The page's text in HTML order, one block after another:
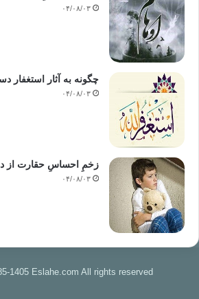
۰۴/۰۸/۰۳
چگونه به آثار استغفار
۰۴/۰۸/۰۳
زخمِ احساسِ حقارت از
۰۴/۰۸/۰۳
1405 Eslahe.com All rights reserved